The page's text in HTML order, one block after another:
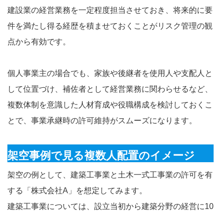
建設業の経営業務を一定程度担当させておき、将来的に要
件を満たし得る経歴を積ませておくことがリスク管理の観
点から有効です。
個人事業主の場合でも、家族や後継者を使用人や支配人と
して位置づけ、補佐者として経営業務に関わらせるなど、
複数体制を意識した人材育成や役職構成を検討しておくこ
とで、事業承継時の許可維持がスムーズになります。
架空事例で見る複数人配置のイメージ
架空の例として、建築工事業と土木一式工事業の許可を有
する「株式会社A」を想定してみます。
建築工事業については、設立当初から建築分野の経営に10